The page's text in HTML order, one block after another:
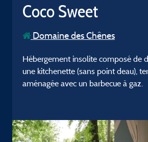
Coco Sweet
Domaine des Chênes
Hébergement insolite composé de
une kitchenette (sans point deau),
aménagée avec un barbecue à gaz.